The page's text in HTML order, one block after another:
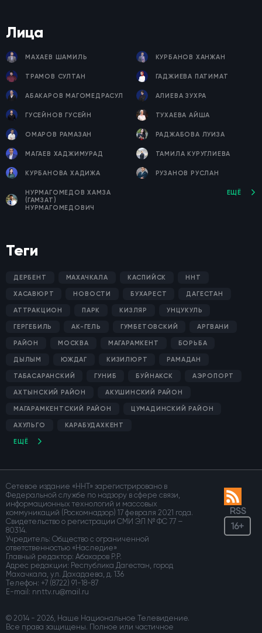
Лица
МАХАЕВ ШАМИЛЬ КУРБАНОВ ХАНЖАН
ТРАМОВ СУЛТАН ГАДЖИЕВА ПАТИМАТ
АБАКАРОВ МАГОМЕДРАСУЛ АЛИЕВА ЗУХРА
ГУСЕЙНОВ ГУСЕЙН ТУХАЕВА АЙША
ОМАРОВ РАМАЗАН РАДЖАБОВА ЛУИЗА
МАГАЕВ ХАДЖИМУРАД ТАМИЛА КУРУГЛИЕВА
КУРБАНОВА ХАДИЖА РУЗАНОВ РУСЛАН
НУРМАГОМЕДОВ ХАМЗА
(ГАМЗАТ)
НУРМАГОМЕДОВИЧ
ЕЩЁ
Теги
ДЕРБЕНТ МАХАЧКАЛА КАСПИЙСК ННТ
ХАСАВЮРТ НОВОСТИ БУХАРЕСТ ДАГЕСТАН
АТТРАКЦИОН ПАРК КИЗЛЯР УНЦУКУЛЬ
ГЕРГЕБИЛЬ АК-ГЕЛЬ ГУМБЕТОВСКИЙ АРГВАНИ
РАЙОН МОСКВА МАГАРАМКЕНТ БОРЬБА
ДЫЛЫМ ЮЖДАГ КИЗИЛЮРТ РАМАДАН
ТАБАСАРАНСКИЙ ГУНИБ БУЙНАКСК АЭРОПОРТ
АХТЫНСКИЙ РАЙОН АКУШИНСКИЙ РАЙОН
МАГАРАМКЕНТСКИЙ РАЙОН ЦУМАДИНСКИЙ РАЙОН
АХУЛЬГО КАРАБУДАХКЕНТ
ЕЩЁ
Сетевое издание «ННТ» зарегистрировано в
Федеральной службе по надзору в сфере связи,
информационных технологий и массовых
коммуникаций (Роскомнадзор) 17 февраля 2021 года.
Свидетельство о регистрации СМИ ЭЛ № ФС 77 –
80314.
Учредитель: Общество с ограниченной
ответственностью «Наследие»
Главный редактор: Абакаров Р.Р.
Адрес редакции: Республика Дагестан, город
Махачкала, ул. Дахадаева, д. 136
Телефон: +7 (8722) 91-18-87
E-mail:
© 2014 - 2026, Наше Национальное Телевидение.
Все права защищены. Полное или частичное
RSS
16+